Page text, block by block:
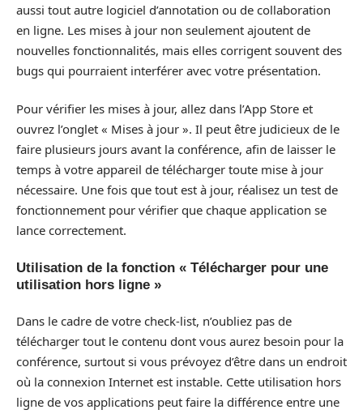
aussi tout autre logiciel d’annotation ou de collaboration
en ligne. Les mises à jour non seulement ajoutent de
nouvelles fonctionnalités, mais elles corrigent souvent des
bugs qui pourraient interférer avec votre présentation.
Pour vérifier les mises à jour, allez dans l’App Store et
ouvrez l’onglet « Mises à jour ». Il peut être judicieux de le
faire plusieurs jours avant la conférence, afin de laisser le
temps à votre appareil de télécharger toute mise à jour
nécessaire. Une fois que tout est à jour, réalisez un test de
fonctionnement pour vérifier que chaque application se
lance correctement.
Utilisation de la fonction « Télécharger pour une
utilisation hors ligne »
Dans le cadre de votre check-list, n’oubliez pas de
télécharger tout le contenu dont vous aurez besoin pour la
conférence, surtout si vous prévoyez d’être dans un endroit
où la connexion Internet est instable. Cette utilisation hors
ligne de vos applications peut faire la différence entre une